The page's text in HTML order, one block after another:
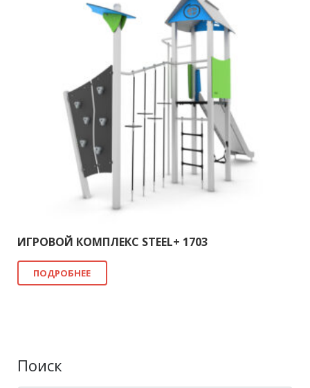
ИГРОВОЙ КОМПЛЕКС STEEL+ 1703
ПОДРОБНЕЕ
Поиск